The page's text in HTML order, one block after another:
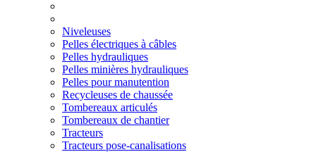
Niveleuses
Pelles électriques à câbles
Pelles hydrauliques
Pelles minières hydrauliques
Pelles pour manutention
Recycleuses de chaussée
Tombereaux articulés
Tombereaux de chantier
Tracteurs
Tracteurs pose-canalisations